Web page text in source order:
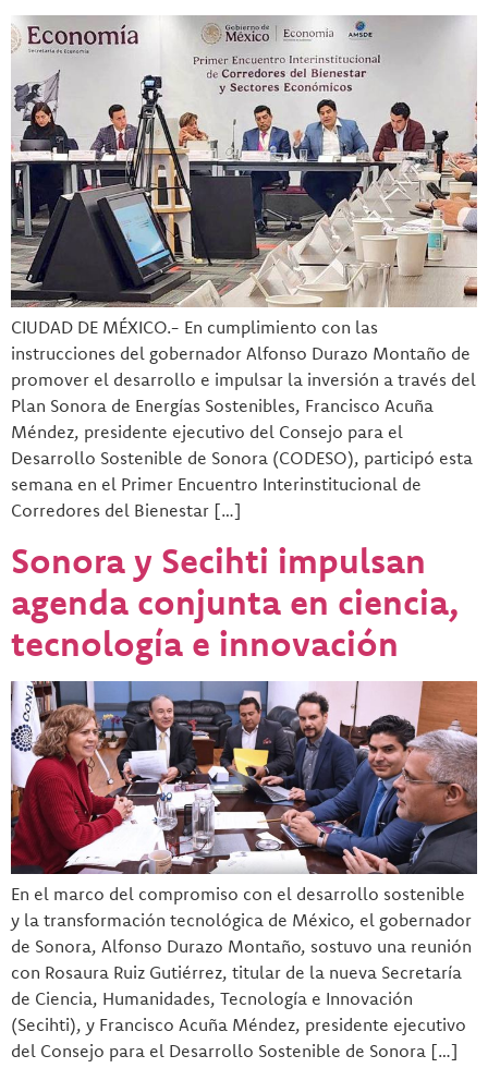
CIUDAD DE MÉXICO.- En cumplimiento con las
instrucciones del gobernador Alfonso Durazo Montaño de
promover el desarrollo e impulsar la inversión a través del
Plan Sonora de Energías Sostenibles, Francisco Acuña
Méndez, presidente ejecutivo del Consejo para el
Desarrollo Sostenible de Sonora (CODESO), participó esta
semana en el Primer Encuentro Interinstitucional de
Corredores del Bienestar […]
Sonora y Secihti impulsan
agenda conjunta en ciencia,
tecnología e innovación
En el marco del compromiso con el desarrollo sostenible
y la transformación tecnológica de México, el gobernador
de Sonora, Alfonso Durazo Montaño, sostuvo una reunión
con Rosaura Ruiz Gutiérrez, titular de la nueva Secretaría
de Ciencia, Humanidades, Tecnología e Innovación
(Secihti), y Francisco Acuña Méndez, presidente ejecutivo
del Consejo para el Desarrollo Sostenible de Sonora […]